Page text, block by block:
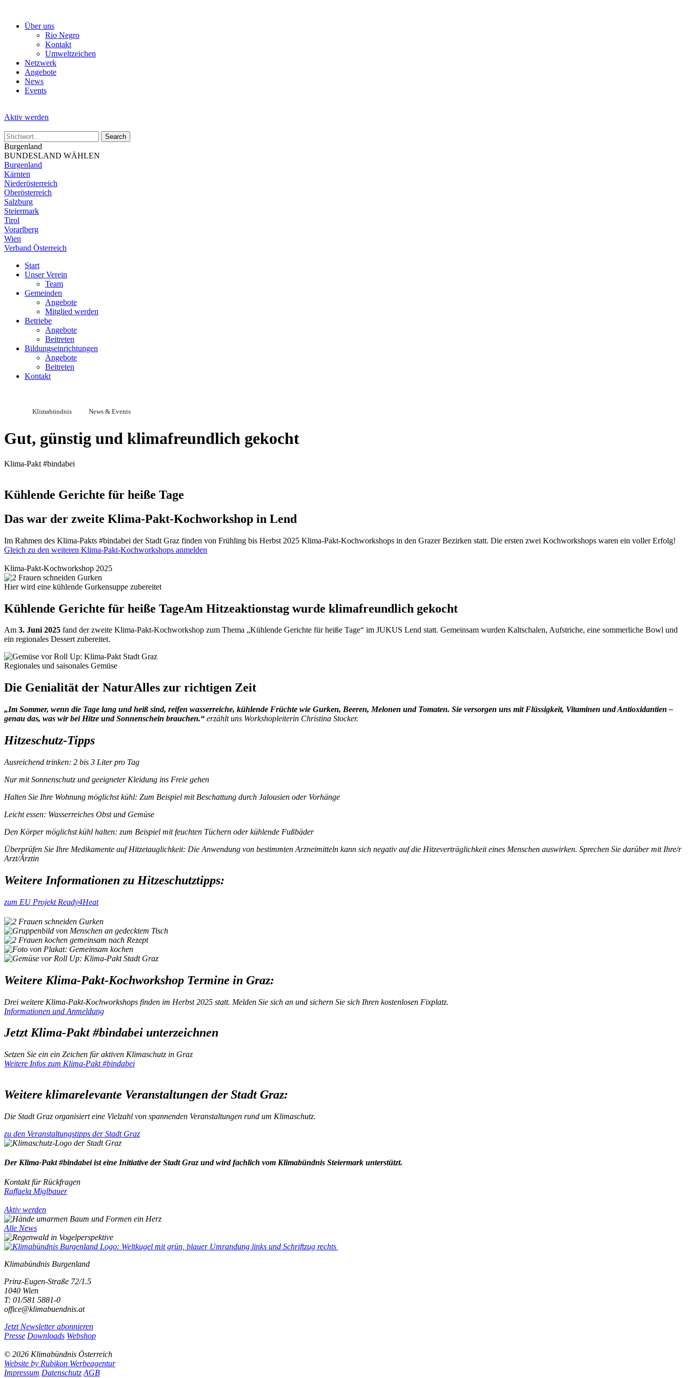
Über uns
Rio Negro
Kontakt
Umweltzeichen
Netzwerk
Angebote
News
Events
Aktiv werden
Burgenland
BUNDESLAND WÄHLEN
Burgenland
Kärnten
Niederösterreich
Oberösterreich
Salzburg
Steiermark
Tirol
Vorarlberg
Wien
Verband Österreich
Start
Unser Verein
Team
Gemeinden
Angebote
Mitglied werden
Betriebe
Angebote
Beitreten
Bildungseinrichtungen
Angebote
Beitreten
Kontakt
Klimabündnis News & Events
Gut, günstig und klimafreundlich gekocht
Klima-Pakt #bindabei
Kühlende Gerichte für heiße Tage
Das war der zweite Klima-Pakt-Kochworkshop in Lend
Im Rahmen des Klima-Pakts #bindabei der Stadt Graz finden von Frühling bis Herbst 2025 Klima-Pakt-Kochworkshops in den Grazer Bezirken statt. Die ersten zwei Kochworkshops waren ein voller Erfolg!
Gleich zu den weiteren Klima-Pakt-Kochworkshops anmelden
Klima-Pakt-Kochworkshop 2025
Hier wird eine kühlende Gurkensuppe zubereitet
Kühlende Gerichte für heiße TageAm Hitzeaktionstag wurde klimafreundlich gekocht
Am 3. Juni 2025 fand der zweite Klima-Pakt-Kochworkshop zum Thema „Kühlende Gerichte für heiße Tage“ im JUKUS Lend statt. Gemeinsam wurden Kaltschalen, Aufstriche, eine sommerliche Bowl und
ein regionales Dessert zubereitet.
Regionales und saisonales Gemüse
Die Genialität der NaturAlles zur richtigen Zeit
„Im Sommer, wenn die Tage lang und heiß sind, reifen wasserreiche, kühlende Früchte wie Gurken, Beeren, Melonen und Tomaten. Sie versorgen uns mit Flüssigkeit, Vitaminen und Antioxidantien –
genau das, was wir bei Hitze und Sonnenschein brauchen.“ erzählt uns Workshopleiterin Christina Stocker.
Hitzeschutz-Tipps
Ausreichend trinken: 2 bis 3 Liter pro Tag
Nur mit Sonnenschutz und geeigneter Kleidung ins Freie gehen
Halten Sie Ihre Wohnung möglichst kühl: Zum Beispiel mit Beschattung durch Jalousien oder Vorhänge
Leicht essen: Wasserreiches Obst und Gemüse
Den Körper möglichst kühl halten: zum Beispiel mit feuchten Tüchern oder kühlende Fußbäder
Überprüfen Sie Ihre Medikamente auf Hitzetauglichkeit: Die Anwendung von bestimmten Arzneimitteln kann sich negativ auf die Hitzeverträglichkeit eines Menschen auswirken. Sprechen Sie darüber mit Ihre/r
Arzt/Ärztin
Weitere Informationen zu Hitzeschutztipps:
zum EU Projekt Ready4Heat
Weitere Klima-Pakt-Kochworkshop Termine in Graz:
Drei weitere Klima-Pakt-Kochworkshops finden im Herbst 2025 statt. Melden Sie sich an und sichern Sie sich Ihren kostenlosen Fixplatz.
Informationen und Anmeldung
Jetzt Klima-Pakt #bindabei unterzeichnen
Setzen Sie ein ein Zeichen für aktiven Klimaschutz in Graz
Weitere Infos zum Klima-Pakt #bindabei
Weitere klimarelevante Veranstaltungen der Stadt Graz:
Die Stadt Graz organisiert eine Vielzahl von spannenden Veranstaltungen rund um Klimaschutz.
zu den Veranstaltungstipps der Stadt Graz
Der Klima-Pakt #bindabei ist eine Initiative der Stadt Graz und wird fachlich vom Klimabündnis Steiermark unterstützt.
Kontakt für Rückfragen
Raffaela Miglbauer
Aktiv werden
Alle News
Klimabündnis Burgenland
Prinz-Eugen-Straße 72/1.5
1040 Wien
T: 01/581 5881-0
office@klimabuendnis.at
Jetzt Newsletter abonnieren
Presse Downloads Webshop
© 2026 Klimabündnis Österreich
Website by Rubikon Werbeagentur
Impressum Datenschutz AGB